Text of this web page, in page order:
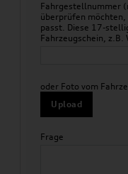
Fahrgestellnummer
überprüfen
passt. Diese 17-
Fahrzeugschein, z.B.
oder Foto vom
Upload
Frage